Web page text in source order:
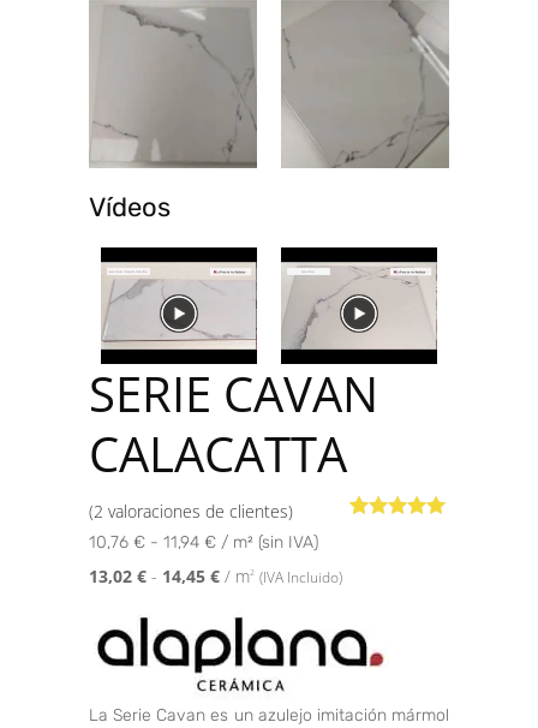
Vídeos
SERIE CAVAN
CALACATTA
(2 valoraciones de clientes)
10,76 € - 11,94 € / m² (sin IVA)
13,02 € - 14,45 € / m2 (IVA Incluido)
La Serie Cavan es un azulejo imitación mármol